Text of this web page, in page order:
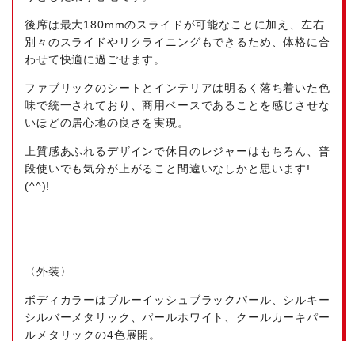
後席は最大180mmのスライドが可能なことに加え、左右
別々のスライドやリクライニングもできるため、体格に合
わせて快適に過ごせます。
ファブリックのシートとインテリアは明るく落ち着いた色
味で統一されており、商用ベースであることを感じさせな
いほどの居心地の良さを実現。
上質感あふれるデザインで休日のレジャーはもちろん、普
段使いでも気分が上がること間違いなしかと思います!
(^^)!
〈外装〉
ボディカラーはブルーイッシュブラックパール、シルキー
シルバーメタリック、パールホワイト、クールカーキパー
ルメタリックの4色展開。